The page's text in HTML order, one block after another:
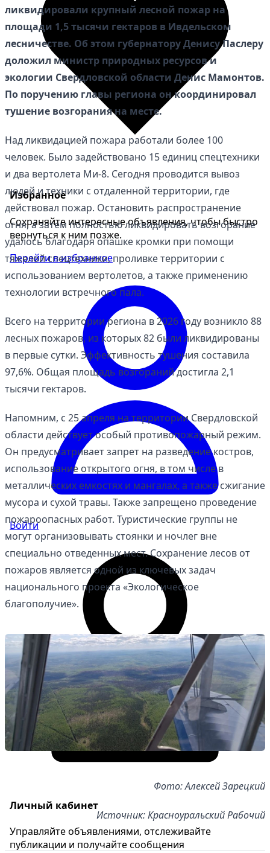
Избранное
Сохраняйте интересные объявления, чтобы быстро
вернуться к ним позже.
Перейти в избранное
Войти
Личный кабинет
Управляйте объявлениями, отслеживайте
публикации и получайте сообщения
ликвидировали крупный лесной пожар на
площади 1,5 тысячи гектаров в Ивдельском
лесничестве. Об этом губернатору Денису Паслеру
доложил министр природных ресурсов и
экологии Свердловской области Денис Мамонтов.
По поручению главы региона он координировал
тушение возгорания на месте.
Над ликвидацией пожара работали более 100
человек. Было задействовано 15 единиц спецтехники
и два вертолета Ми-8. Сегодня проводится вывоз
людей и техники с отдаленной территории, где
действовал пожар. Остановить распространение
огня, а затем полностью ликвидировать возгорание
удалось благодаря опашке кромки при помощи
тяжелой спецтехники, проливке территории с
использованием вертолетов, а также применению
технологии встречного пала.
Всего на территории региона в 2026 году возникло 88
лесных пожаров, из которых 82 были ликвидированы
в первые сутки. Эффективность тушения составила
97,6%. Общая площадь возгораний достигла 2,1
тысячи гектаров.
Напомним, с 25 апреля на территории Свердловской
области действует особый противопожарный режим.
Он предусматривает запрет на разведение костров,
использование открытого огня, в том числе в
металлических емкостях и мангалах, а также сжигание
мусора и сухой травы. Также запрещено проведение
пожароопасных работ. Туристические группы не
могут организовывать стоянки и ночлег вне
специально отведенных мест. Сохранение лесов от
пожаров является одной из ключевых задач
национального проекта «Экологическое
благополучие».
Фото: Алексей Зарецкий
Источник: Красноуральский Рабочий